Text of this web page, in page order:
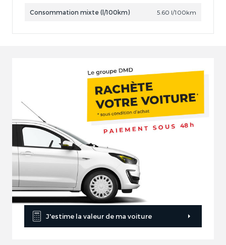
Consommation mixte (l/100km) 5.60 l/100km
J'estime la valeur de ma voiture